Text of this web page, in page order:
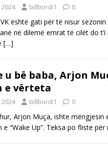
billbordi1 0
është gati për të nisur
në dilemë emrat të cilët do t’i
[…]
u bë baba, Arjon
e vërteta
billbordi1 0
Arjon Muça, ishte mëngjesin
“Wake Up”. Teksa po fliste për